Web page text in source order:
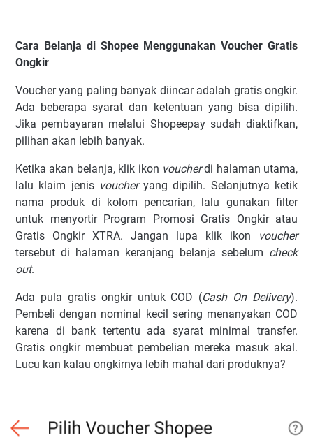
Cara Belanja di Shopee Menggunakan Voucher Gratis
Ongkir
Voucher yang paling banyak diincar adalah gratis ongkir.
Ada beberapa syarat dan ketentuan yang bisa dipilih.
Jika pembayaran melalui Shopeepay sudah diaktifkan,
pilihan akan lebih banyak.
Ketika akan belanja, klik ikon voucherdi halaman utama,
lalu klaim jenis voucheryang dipilih. Selanjutnya ketik
nama produk di kolom pencarian, lalu gunakan filter
untuk menyortir Program Promosi Gratis Ongkir atau
Gratis Ongkir XTRA. Jangan lupa klik ikon
voucher
tersebut di halaman keranjang belanja sebelum check
out.
Ada pula gratis ongkir untuk COD (Cash On Delivery).
Pembeli dengan nominal kecil sering menanyakan COD
karena di bank tertentu ada syarat minimal transfer.
Gratis ongkir membuat pembelian mereka masuk akal.
Lucu kan kalau ongkirnya lebih mahal dari produknya?